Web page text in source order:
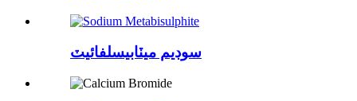
سوڊيم ميٽابيسلفائيٽ